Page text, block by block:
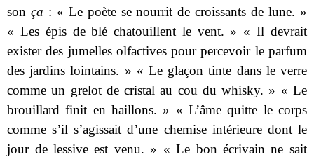
sonça : « Le poète se nourrit de croissants de lune. »
« Les épis de blé chatouillent le vent. » « Il devrait
exister des jumelles olfactives pour percevoir le parfum
des jardins lointains. » « Le glaçon tinte dans le verre
comme un grelot de cristal au cou du whisky. » « Le
brouillard finit en haillons. » « L’âme quitte le corps
comme s’il s’agissait d’une chemise intérieure dont le
jour de lessive est venu. » « Le bon écrivain ne sait